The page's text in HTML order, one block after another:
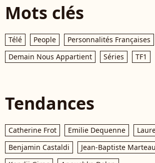
Mots clés
Télé People Personnalités Françaises
Demain Nous Appartient
Séries TF1
Tendances
Catherine Frot Emilie Dequenne
Benjamin Castaldi
Jean-Baptiste Marteau